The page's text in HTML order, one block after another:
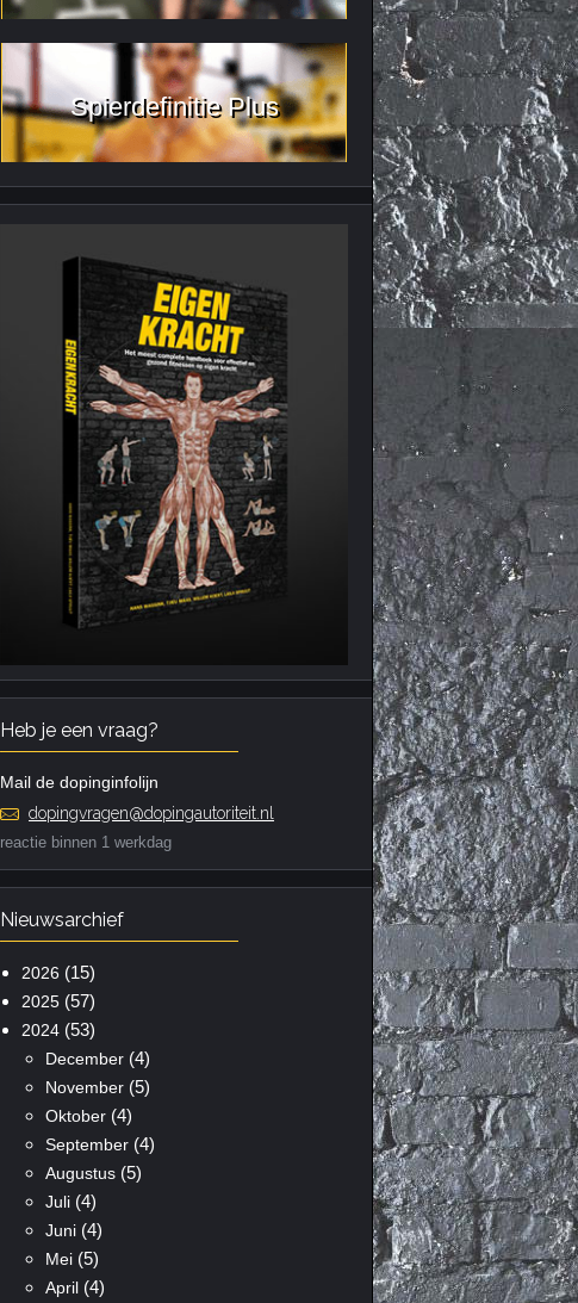
Spierdefinitie Plus
Heb je een vraag?
Mail de dopinginfolijn
dopingvragen@dopingautoriteit.nl
reactie binnen 1 werkdag
Nieuwsarchief
2026 (15)
2025(57)
2024(53)
December(4)
November(5)
Oktober(4)
September(4)
Augustus(5)
Juli(4)
Juni(4)
Mei(5)
April(4)